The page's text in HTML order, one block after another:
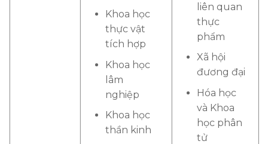
Khoa học
thực vật
tích hợp
Khoa học
lâm
nghiệp
Khoa học
thần kinh
liên quan
thực
phẩm
Xã hội
đương đại
Hóa học
và Khoa
học phân
tử